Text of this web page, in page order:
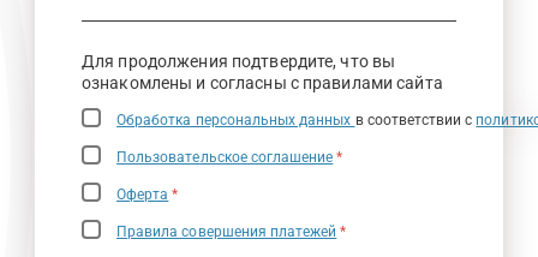
Для продолжения подтвердите, что вы
ознакомлены и согласны с правилами сайта
Обработка персональных данных в соответствии с
Пользовательское соглашение *
Оферта *
Правила совершения платежей *